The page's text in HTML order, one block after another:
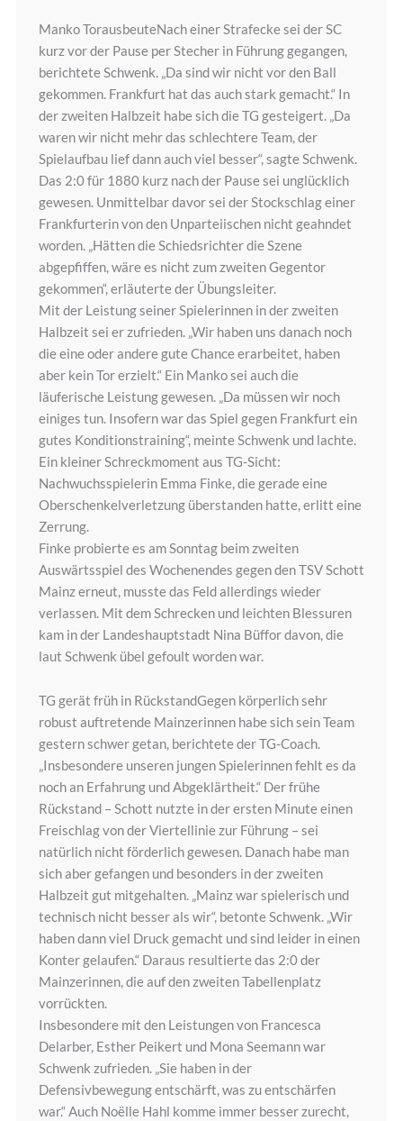
Manko TorausbeuteNach einer Strafecke sei der SC
kurz vor der Pause per Stecher in Führung gegangen,
berichtete Schwenk. „Da sind wir nicht vor den Ball
gekommen. Frankfurt hat das auch stark gemacht.“ In
der zweiten Halbzeit habe sich die TG gesteigert. „Da
waren wir nicht mehr das schlechtere Team, der
Spielaufbau lief dann auch viel besser“, sagte Schwenk.
Das 2:0 für 1880 kurz nach der Pause sei unglücklich
gewesen. Unmittelbar davor sei der Stockschlag einer
Frankfurterin von den Unparteiischen nicht geahndet
worden. „Hätten die Schiedsrichter die Szene
abgepfiffen, wäre es nicht zum zweiten Gegentor
gekommen“, erläuterte der Übungsleiter.
Mit der Leistung seiner Spielerinnen in der zweiten
Halbzeit sei er zufrieden. „Wir haben uns danach noch
die eine oder andere gute Chance erarbeitet, haben
aber kein Tor erzielt.“ Ein Manko sei auch die
läuferische Leistung gewesen. „Da müssen wir noch
einiges tun. Insofern war das Spiel gegen Frankfurt ein
gutes Konditionstraining“, meinte Schwenk und lachte.
Ein kleiner Schreckmoment aus TG-Sicht:
Nachwuchsspielerin Emma Finke, die gerade eine
Oberschenkelverletzung überstanden hatte, erlitt eine
Zerrung.
Finke probierte es am Sonntag beim zweiten
Auswärtsspiel des Wochenendes gegen den TSV Schott
Mainz erneut, musste das Feld allerdings wieder
verlassen. Mit dem Schrecken und leichten Blessuren
kam in der Landeshauptstadt Nina Büffor davon, die
laut Schwenk übel gefoult worden war.
TG gerät früh in RückstandGegen körperlich sehr
robust auftretende Mainzerinnen habe sich sein Team
gestern schwer getan, berichtete der TG-Coach.
„Insbesondere unseren jungen Spielerinnen fehlt es da
noch an Erfahrung und Abgeklärtheit.“ Der frühe
Rückstand – Schott nutzte in der ersten Minute einen
Freischlag von der Viertellinie zur Führung – sei
natürlich nicht förderlich gewesen. Danach habe man
sich aber gefangen und besonders in der zweiten
Halbzeit gut mitgehalten. „Mainz war spielerisch und
technisch nicht besser als wir“, betonte Schwenk. „Wir
haben dann viel Druck gemacht und sind leider in einen
Konter gelaufen.“ Daraus resultierte das 2:0 der
Mainzerinnen, die auf den zweiten Tabellenplatz
vorrückten.
Insbesondere mit den Leistungen von Francesca
Delarber, Esther Peikert und Mona Seemann war
Schwenk zufrieden. „Sie haben in der
Defensivbewegung entschärft, was zu entschärfen
war.“ Auch Noëlle Hahl komme immer besser zurecht,